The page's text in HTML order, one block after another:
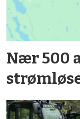
Nær 500